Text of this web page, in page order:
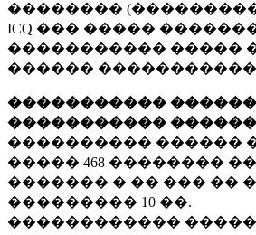
��������
ICQ ��� �����
����������� �����
������
�����������
�����������
���������� ������
����� 468 ��������
������� � �� ��� ��
��������� 10 ��.
������������